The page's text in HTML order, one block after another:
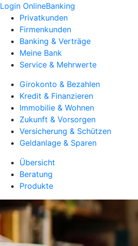
Login OnlineBanking
Privatkunden
Firmenkunden
Banking & Verträge
Meine Bank
Service & Mehrwerte
Girokonto & Bezahlen
Kredit & Finanzieren
Immobilie & Wohnen
Zukunft & Vorsorgen
Versicherung & Schützen
Geldanlage & Sparen
Übersicht
Beratung
Produkte